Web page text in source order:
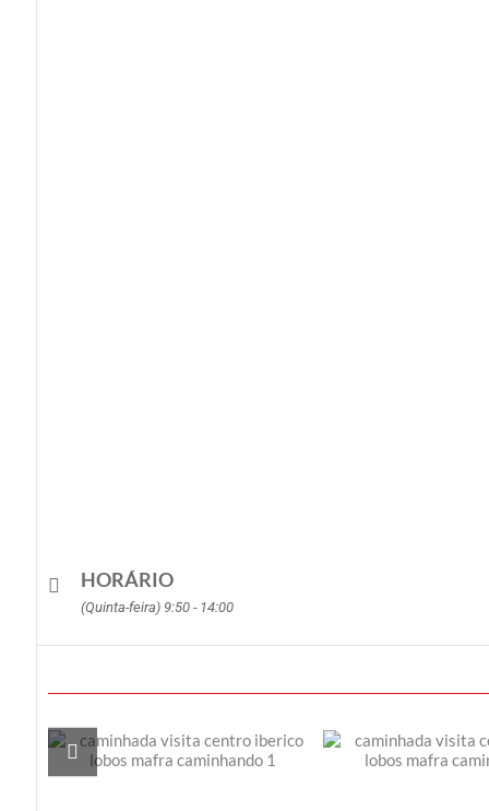
HORÁRIO
(Quinta-feira) 9:50 - 14:00